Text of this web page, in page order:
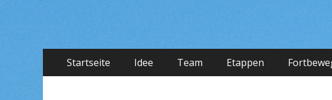
Primäres
Menü
Zum
Inhalt
Startseite Idee Team Etappen